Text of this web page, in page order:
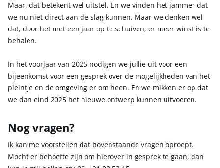
Maar, dat betekent wel uitstel. En we vinden het jammer dat
we nu niet direct aan de slag kunnen. Maar we denken wel
dat, door het met een jaar op te schuiven, er meer winst is te
behalen.
In het voorjaar van 2025 nodigen we jullie uit voor een
bijeenkomst voor een gesprek over de mogelijkheden van het
pleintje en de omgeving er om heen. En we mikken er op dat
we dan eind 2025 het nieuwe ontwerp kunnen uitvoeren.
Nog vragen?
Ik kan me voorstellen dat bovenstaande vragen oproept.
Mocht er behoefte zijn om hierover in gesprek te gaan, dan